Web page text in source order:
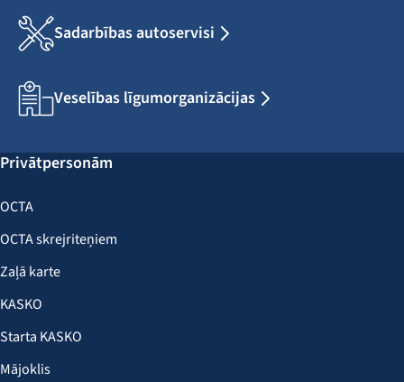
Sadarbības autoservisi
Veselības līgumorganizācijas
Privātpersonām
OCTA
OCTA skrejriteņiem
Zaļā karte
KASKO
Starta KASKO
Mājoklis